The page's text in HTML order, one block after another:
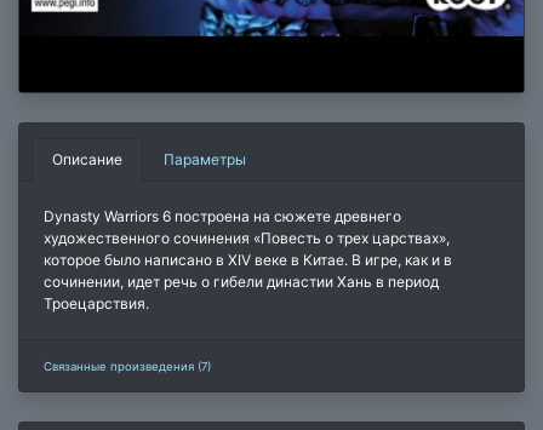
Описание Параметры
Dynasty Warriors 6 построена на сюжете древнего
художественного сочинения «Повесть о трех царствах»,
которое было написано в XIV веке в Китае. В игре, как и в
сочинении, идет речь о гибели династии Хань в период
Троецарствия.
Связанные произведения (7)